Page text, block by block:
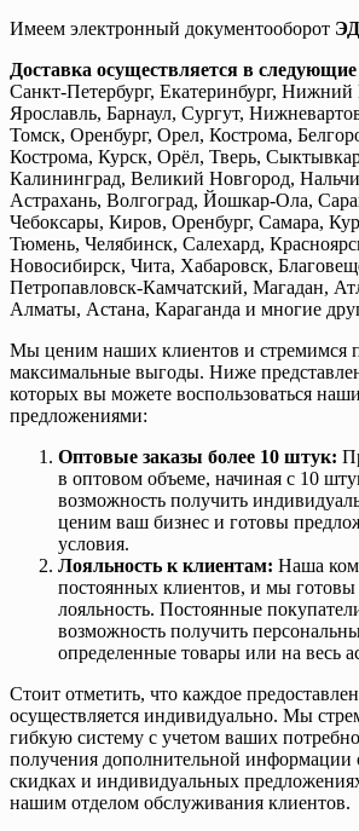
Имеем электронный документооборот
Доставка осуществляется в
Санкт-Петербург, Екатеринбург, Нижний
Ярославль, Барнаул, Сургут,
Томск, Оренбург, Орел, Кострома,
Кострома, Курск, Орёл, Тверь,
Калининград, Великий Новгород,
Астрахань, Волгоград, Йошкар-Ола,
Чебоксары, Киров, Оренбург, Самара,
Тюмень, Челябинск, Салехард,
Новосибирск, Чита, Хабаровск,
Петропавловск-Камчатский, Магадан,
Алматы, Астана, Караганда и многие
Мы ценим наших клиентов и стремимся
максимальные выгоды. Ниже
которых вы можете воспользоваться
предложениями:
Оптовые заказы более 10 штук:
в оптовом объеме, начиная с 10
возможность получить
ценим ваш бизнес и готовы
условия.
Лояльность к клиентам: Наша
постоянных клиентов, и мы готовы
лояльность. Постоянные
возможность получить
определенные товары или на весь
Стоит отметить, что каждое
осуществляется индивидуально. Мы
гибкую систему с учетом ваших
получения дополнительной информации
скидках и индивидуальных
нашим отделом обслуживания клиентов.